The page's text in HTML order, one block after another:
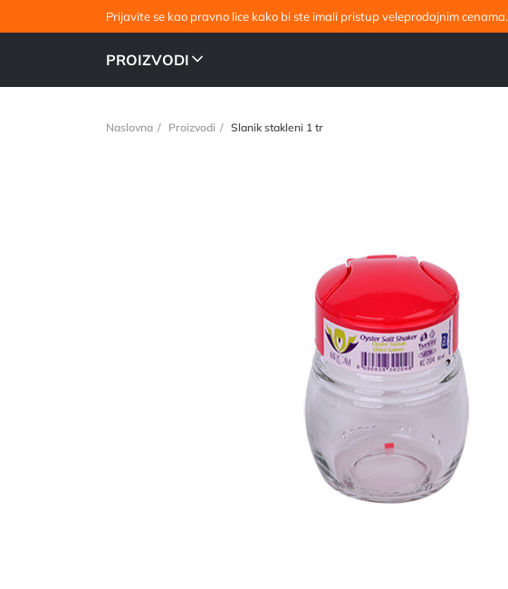
Prijavite se kao pravno lice kako bi ste imali pristup veleprodajnim cenama.
PROIZVODI
Naslovna Proizvodi Slanik stakleni 1 tr